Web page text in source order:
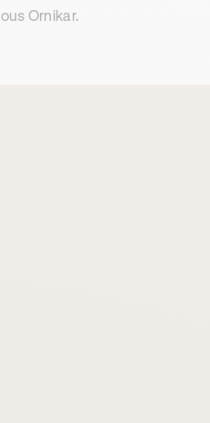
Ornikar.